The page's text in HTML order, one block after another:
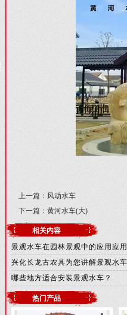
上一篇： 风动水车
下一篇： 黄河水车(大)
相关内容
景观水车在园林景观中的应用应用
兴化长龙古农具为您讲解景观水
哪些地方适合安装景观水车？
热门产品